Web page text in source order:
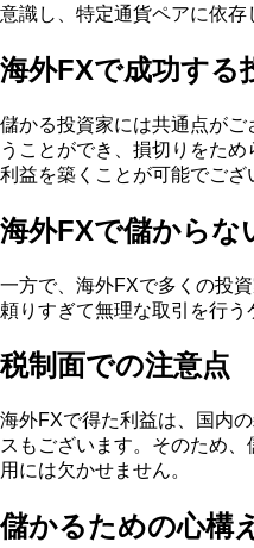
意識し、特定通貨ペアに依存
海外FXで成功する
儲かる投資家には共通点が
うことができ、損切りをた
利益を築くことが可能でござ
海外FXで儲からな
一方で、海外FXで多くの投
頼りすぎて無理な取引を行
税制面での注意点
海外FXで得た利益は、国内
スもございます。そのため
用には欠かせません。
儲かるための心構え